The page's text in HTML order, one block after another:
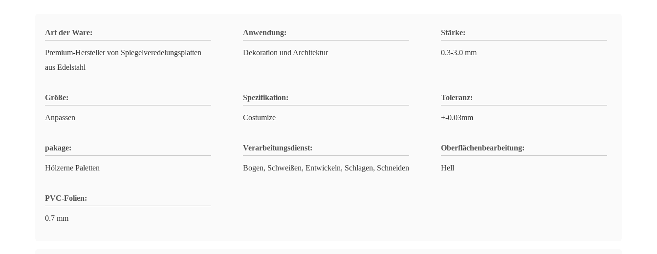
Art der Ware:
Premium-Hersteller von Spiegelveredelungsplatten
aus Edelstahl
Anwendung:
Dekoration und Architektur
Stärke:
0.3-3.0 mm
Größe:
Anpassen
Spezifikation:
Costumize
Toleranz:
+-0.03mm
pakage:
Hölzerne Paletten
Verarbeitungsdienst:
Bogen, Schweißen, Entwickeln, Schlagen, Schneiden
Oberflächenbearbeitung:
Hell
PVC-Folien:
0.7 mm